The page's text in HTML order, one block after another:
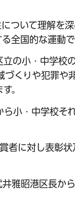
ついて理解を深
全国的な運動で
立の小・中学校
づくりや犯罪や
。
小・中学校そ
者に対し表彰状
雅昭港区長か